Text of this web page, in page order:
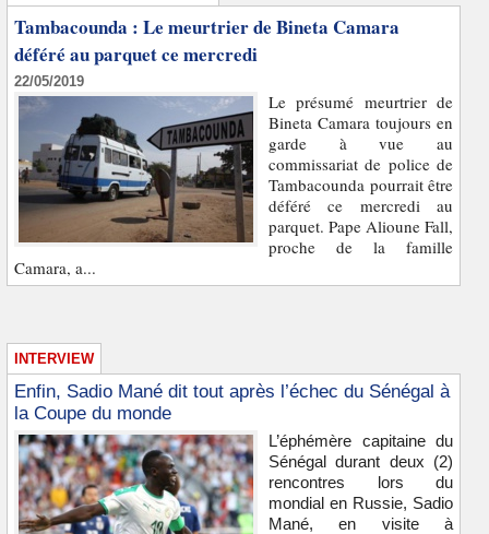
Tambacounda : Le meurtrier de Bineta Camara
déféré au parquet ce mercredi
22/05/2019
Le présumé meurtrier de
Bineta Camara toujours en
garde à vue au
commissariat de police de
Tambacounda pourrait être
déféré ce mercredi au
parquet. Pape Alioune Fall,
proche de la famille
Camara, a...
INTERVIEW
Enfin, Sadio Mané dit tout après l’échec du Sénégal à
la Coupe du monde
L’éphémère capitaine du
Sénégal durant deux (2)
rencontres lors du
mondial en Russie, Sadio
Mané, en visite à